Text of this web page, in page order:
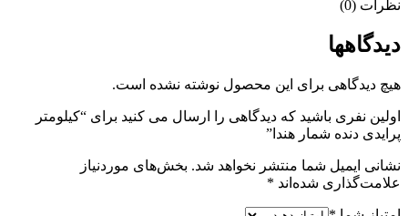
نظرات (0)
دیدگاهها
هیچ دیدگاهی برای این محصول نوشته نشده است.
اولین نفری باشید که دیدگاهی را ارسال می کنید برای “کیلومتر
پرایدی دنده شمار هندا”
نشانی ایمیل شما منتشر نخواهد شد. بخش‌های موردنیاز
علامت‌گذاری شده‌اند *